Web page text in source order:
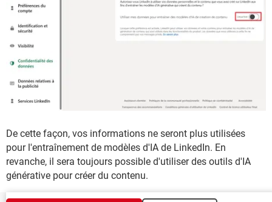
De cette façon, vos informations ne seront plus utilisées
pour l'entraînement de modèles d'IA de LinkedIn. En
revanche, il sera toujours possible d'utiliser des outils d'IA
générative pour créer du contenu.